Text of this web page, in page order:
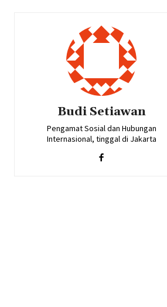
Budi Setiawan
Pengamat Sosial dan Hubungan
Internasional, tinggal di Jakarta